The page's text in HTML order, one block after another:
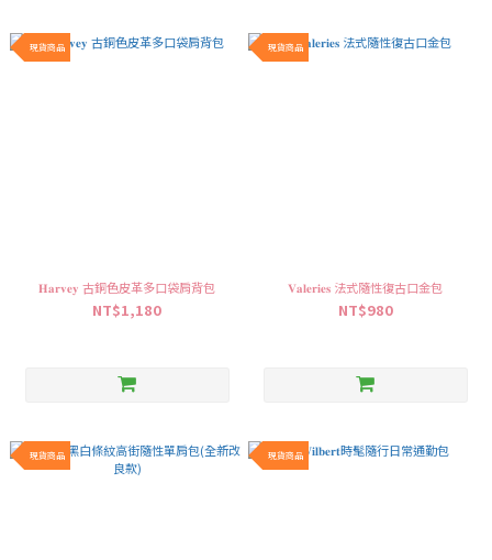
現貨商品
𝐇𝐚𝐫𝐯𝐞𝐲 古銅色皮革多口袋肩背包
NT$1,180
現貨商品
𝐕𝐚𝐥𝐞𝐫𝐢𝐞𝐬 法式隨性復古口金包
NT$980
現貨商品 現貨商品